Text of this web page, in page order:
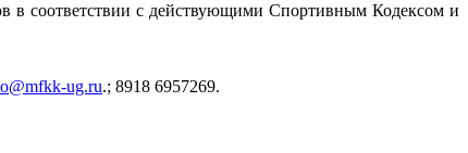
в соответствии с действующими Спортивным Кодексом и
ug.ru.; 8918 6957269.